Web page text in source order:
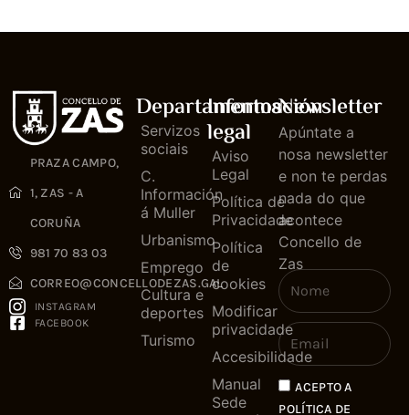
PRAZA CAMPO,
1, ZAS - A
CORUÑA
981 70 83 03
CORREO@CONCELLODEZAS.GAL
INSTAGRAM
FACEBOOK
Departamentos
Servizos
sociais
C.
Información
á Muller
Urbanismo
Emprego
Cultura e
deportes
Turismo
Información
legal
Aviso
Legal
Política de
Privacidade
Política
de
cookies
Modificar
privacidade
Accesibilidade
Manual
Sede
Newsletter
Apúntate a
nosa newsletter
e non te perdas
nada do que
acontece
Concello de
Zas
ACEPTO A
POLÍTICA DE